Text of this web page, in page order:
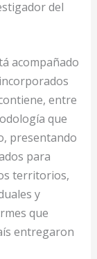
del
acompañado
entre
que
presentando
para
territorios,
y
que
entregaron